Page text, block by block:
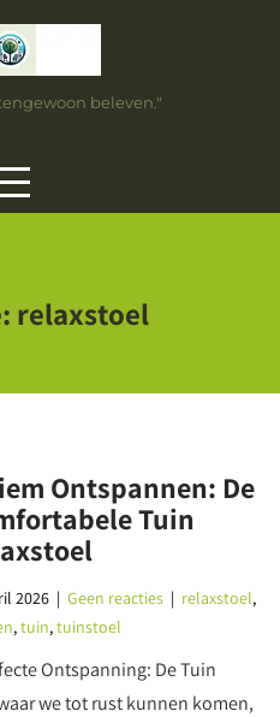
beleven."
relaxstoel
Ontspannen: De
Tuin
2026 |Geen reacties | relaxstoel,
,tuin,tuinstoel
Ontspanning: De Tuin
we tot rust kunnen komen,